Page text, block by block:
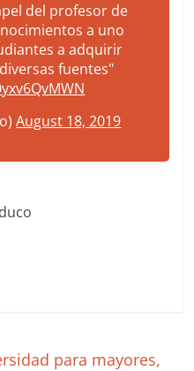
del profesor de
a uno
a adquirir
fuentes"
August 18, 2019
para mayores,